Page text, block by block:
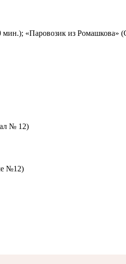
«Паровозик из Ромашкова»
№ 12)
№12)